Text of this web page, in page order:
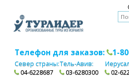
Телефон для заказов: 1-
Север страны:
04-6228687
Тель-Авив:
03-6280300
02-